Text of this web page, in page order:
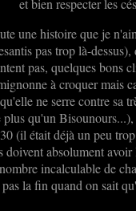
et bien respecter les
une histoire que je
pas trop là-
pas, quelques bons
à croquer mais
ne serre contre sa
plus qu'un
(il était déjà un peu
doivent absolument
incalculable de
la fin quand on sait